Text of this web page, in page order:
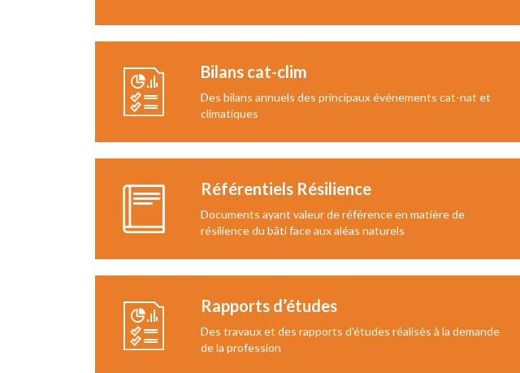
Bilans cat-clim
Des bilans annuels des principaux événements cat-nat et
climatiques
Référentiels Résilience
Documents ayant valeur de référence en matière de
résilience du bâti face aux aléas naturels
Rapports d’études
Des travaux et des rapports d'études réalisés à la demande
de la profession